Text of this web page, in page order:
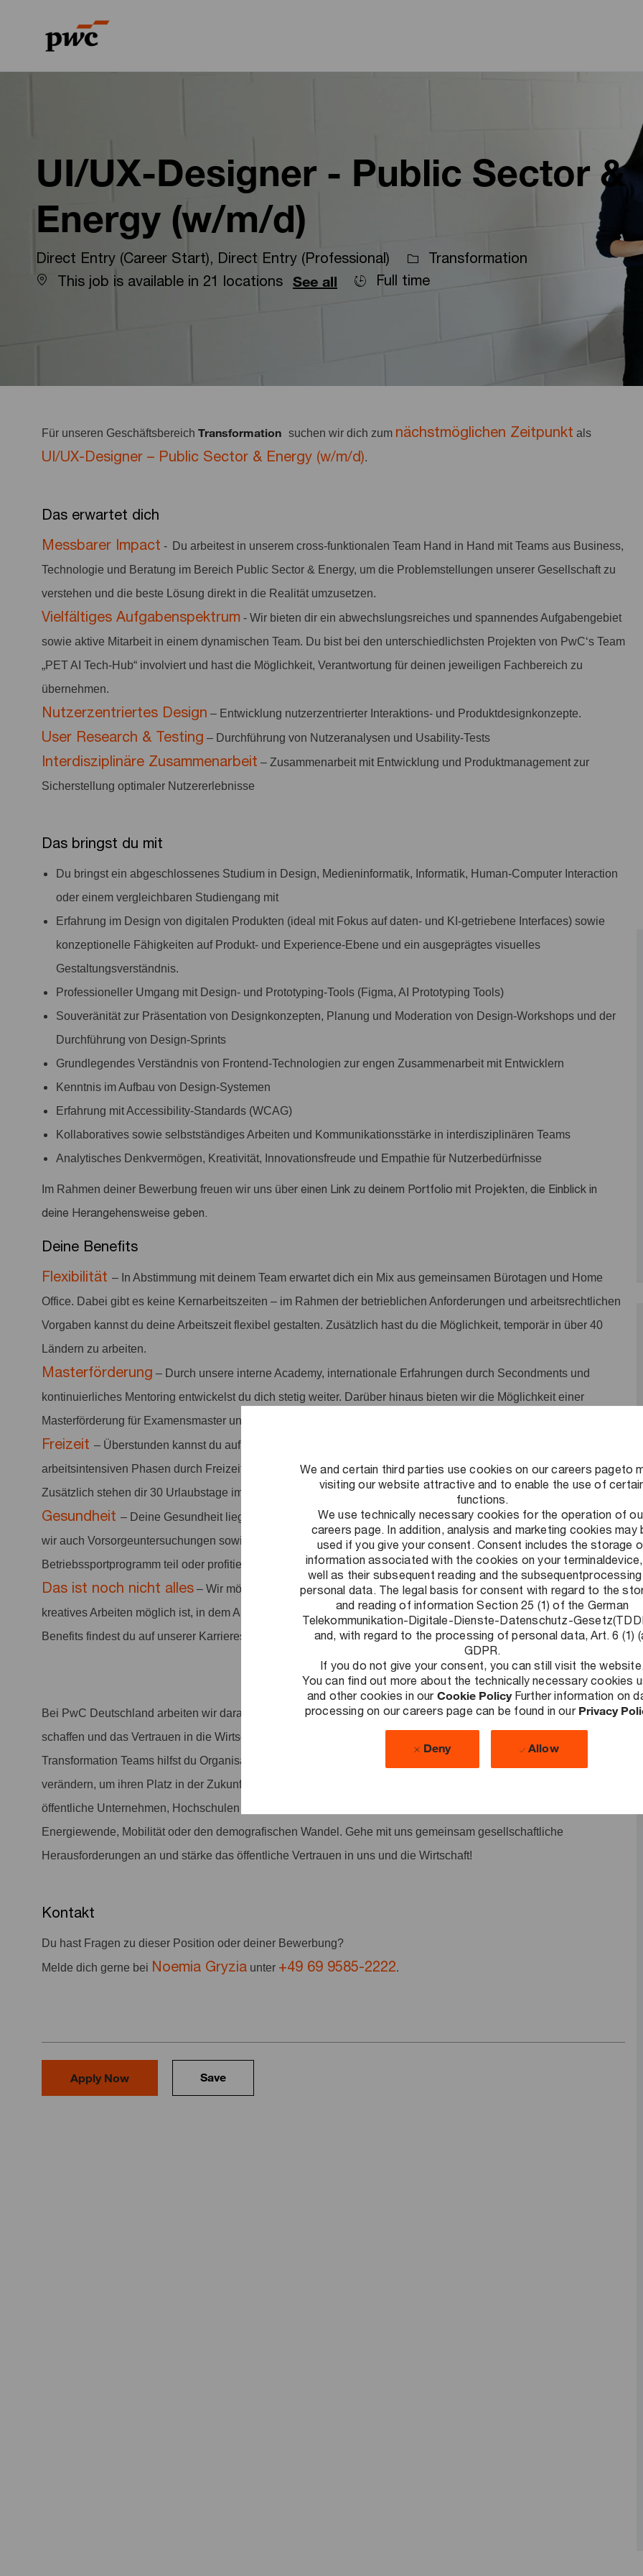
We and certain third parties use cookies on our careers pageto
visiting our website attractive and to enable the use of
functions.
We use technically necessary cookies for the operation of
careers page. In addition, analysis and marketing cookies may
used if you give your consent. Consent includes the storage
information associated with the cookies on your
well as their subsequent reading and the
personal data. The legal basis for consent with regard to the
and reading of information Section 25 (1) of the German
Telekommunikation-Digitale-Dienste-Datenschutz-
and, with regard to the processing of personal data, Art. 6 (1)
GDPR.
If you do not give your consent, you can still visit the
You can find out more about the technically necessary cookies
and other cookies in our Cookie Policy Further information on
processing on our careers page can be found in our Privacy
Deny Allow
UI/UX-Designer - Public Sector &
Energy (w/m/d)
Direct Entry (Career Start), Direct Entry (Professional)
Transformation
This job is available in 21 locations See all Full time
Für unseren Geschäftsbereich Transformation suchen wir dich zum nächstmöglichen Zeitpunkt als
UI/UX-Designer – Public Sector & Energy (w/m/d).
Das erwartet dich
Messbarer Impact - Du arbeitest in unserem cross-funktionalen Team Hand in Hand mit Teams aus Business,
Technologie und Beratung im Bereich Public Sector & Energy, um die Problemstellungen unserer Gesellschaft zu
verstehen und die beste Lösung direkt in die Realität umzusetzen.
Vielfältiges Aufgabenspektrum - Wir bieten dir ein abwechslungsreiches und spannendes Aufgabengebiet
sowie aktive Mitarbeit in einem dynamischen Team. Du bist bei den unterschiedlichsten Projekten von PwC‘s Team
„PET AI Tech-Hub“ involviert und hast die Möglichkeit, Verantwortung für deinen jeweiligen Fachbereich zu
übernehmen.
Nutzerzentriertes Design – Entwicklung nutzerzentrierter Interaktions- und Produktdesignkonzepte.
User Research & Testing – Durchführung von Nutzeranalysen und Usability-Tests
Interdisziplinäre Zusammenarbeit – Zusammenarbeit mit Entwicklung und Produktmanagement zur
Sicherstellung optimaler Nutzererlebnisse
Das bringst du mit
Du bringst ein abgeschlossenes Studium in Design, Medieninformatik, Informatik, Human-Computer Interaction
oder einem vergleichbaren Studiengang mit
Erfahrung im Design von digitalen Produkten (ideal mit Fokus auf daten- und KI-getriebene Interfaces) sowie
konzeptionelle Fähigkeiten auf Produkt- und Experience-Ebene und ein ausgeprägtes visuelles
Gestaltungsverständnis.
Professioneller Umgang mit Design- und Prototyping-Tools (Figma, AI Prototyping Tools)
Souveränität zur Präsentation von Designkonzepten, Planung und Moderation von Design-Workshops und der
Durchführung von Design-Sprints
Grundlegendes Verständnis von Frontend-Technologien zur engen Zusammenarbeit mit Entwicklern
Kenntnis im Aufbau von Design-Systemen
Erfahrung mit Accessibility-Standards (WCAG)
Kollaboratives sowie selbstständiges Arbeiten und Kommunikationsstärke in interdisziplinären Teams
Analytisches Denkvermögen, Kreativität, Innovationsfreude und Empathie für Nutzerbedürfnisse
Im Rahmen deiner Bewerbung freuen wir uns über einen Link zu deinem Portfolio mit Projekten, die Einblick in
deine Herangehensweise geben.
Deine Benefits
Flexibilität – In Abstimmung mit deinem Team erwartet dich ein Mix aus gemeinsamen Bürotagen und Home
Office. Dabei gibt es keine Kernarbeitszeiten – im Rahmen der betrieblichen Anforderungen und arbeitsrechtlichen
Vorgaben kannst du deine Arbeitszeit flexibel gestalten. Zusätzlich hast du die Möglichkeit, temporär in über 40
Ländern zu arbeiten.
Masterförderung – Durch unsere interne Academy, internationale Erfahrungen durch Secondments und
kontinuierliches Mentoring entwickelst du dich stetig weiter. Darüber hinaus bieten wir die Möglichkeit einer
Masterförderung für Examensmaster und Spezialisierungsmaster an.
Freizeit – Überstunden kannst du auf deinem Jahresarbeitszeitenkonto (JAZ) sammeln und nach
arbeitsintensiven Phasen durch Freizeit ausgleichen. Restliche Überstunden werden einmal jährlich ausgezahlt.
Zusätzlich stehen dir 30 Urlaubstage im Kalenderjahr zur Verfügung.
Gesundheit – Deine Gesundheit liegt uns am Herzen: Neben einer eigenen betrieblichen Krankenkasse bieten
wir auch Vorsorgeuntersuchungen sowie Sportangebote an. Nimm an unserem kostenlosen
Betriebssportprogramm teil oder profitiere von einer vergünstigten Urban Sports Club-Mitgliedschaft.
Das ist noch nicht alles – Wir möchten ein positives Arbeitsumfeld schaffen: Ein Umfeld, in dem flexibles und
kreatives Arbeiten möglich ist, in dem Arbeit anerkannt und Leistung honoriert wird und auf das wir stolz sind. Alle
Benefits findest du auf unserer Karriereseite.
Bei PwC Deutschland arbeiten wir daran, entscheidende Herausforderungen zu lösen, nachhaltige Ergebnisse zu
schaffen und das Vertrauen in die Wirtschaft und Gesellschaft auszubauen. Als Teil unseres Public & Energy
Transformation Teams hilfst du Organisationen dabei, sowohl ihre Arbeit als auch ihre Arbeitsweise grundlegend zu
verändern, um ihren Platz in der Zukunft zu sichern. Du berätst und begleitest bspw. Bund, Länder, Kommunen,
öffentliche Unternehmen, Hochschulen oder gemeinnützige Vereine z.B. zu Themen rund um die Digitalisierung,
Energiewende, Mobilität oder den demografischen Wandel. Gehe mit uns gemeinsam gesellschaftliche
Herausforderungen an und stärke das öffentliche Vertrauen in uns und die Wirtschaft!
Kontakt
Du hast Fragen zu dieser Position oder deiner Bewerbung?
Melde dich gerne bei Noemia Gryzia unter +49 69 9585-2222.
Apply Now Save